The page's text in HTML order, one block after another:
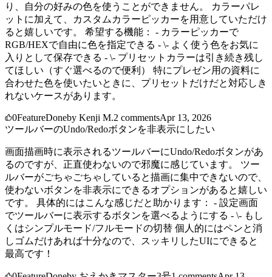
り、自分の好みの色を使うことができません。 カラーパレ
ットに加えて、カスタムカラーピッカーを用意していただけ
ると嬉しいです。 希望する機能： - カラーピッカーで
RGB/HEXで自由に色を指定できる - \- よく使う色をお気に
入りとして保存できる - \- プリセットカラーは引き続き残し
てほしい（すぐ選べるので便利） 特にプレゼン用の資料に
合わせた色を使いたいときに、プリセットだけだと対応しき
れないケースがあります。
0FeatureDoneby Kenji M.2 commentsApr 13, 2026
ツールバーのUndo/Redoボタンを非表示にしたい
画面描画時に表示されるツールバーにUndo/Redoボタンがあ
るのですが、正直使わないので邪魔に感じています。 ツー
ルバーがごちゃごちゃしていると描画に集中できないので、
使わないボタンを非表示にできるオプションがあると嬉しい
です。 具体的にはこんな感じだと助かります： - 設定画面
でツールバーに表示するボタンを選べるようにする - \- もし
くはシンプルモード/フルモードの切替 個人的にはペンと消
しゴムだけあれば十分なので、スッキリしたUIにできると
最高です！